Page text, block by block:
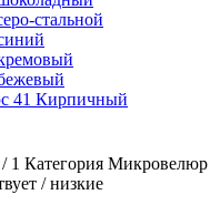
/ 1 Категория Микровелюр
/ низкие